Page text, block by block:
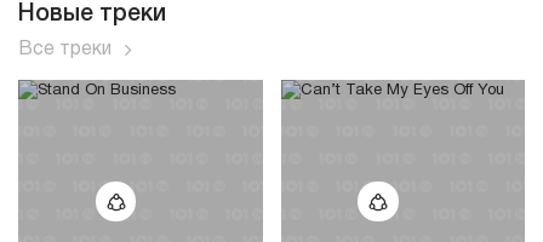
Новые треки
Все треки